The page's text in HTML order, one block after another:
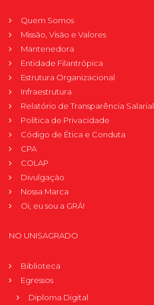
Quem Somos
Missão, Visão e Valores
Mantenedora
Entidade Filantrópica
Estrutura Organizacional
Infraestrutura
Relatório de Transparência Salarial
Política de Privacidade
Código de Ética e Conduta
CPA
COLAP
Divulgação
Nossa Marca
Oi, eu sou a GRÁ!
NO UNISAGRADO
Biblioteca
Egressos
Diploma Digital